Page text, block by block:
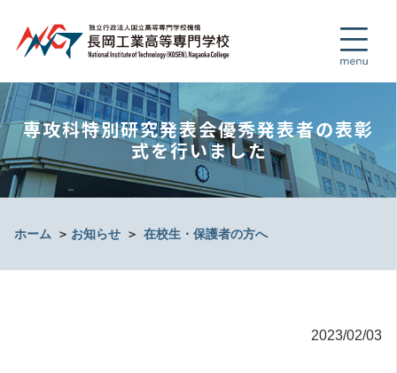
専攻科特別研究発表会優秀発表者の表彰
式を行いました
ホーム ＞ お知らせ ＞ 在校生・保護者の方へ
2023/02/03